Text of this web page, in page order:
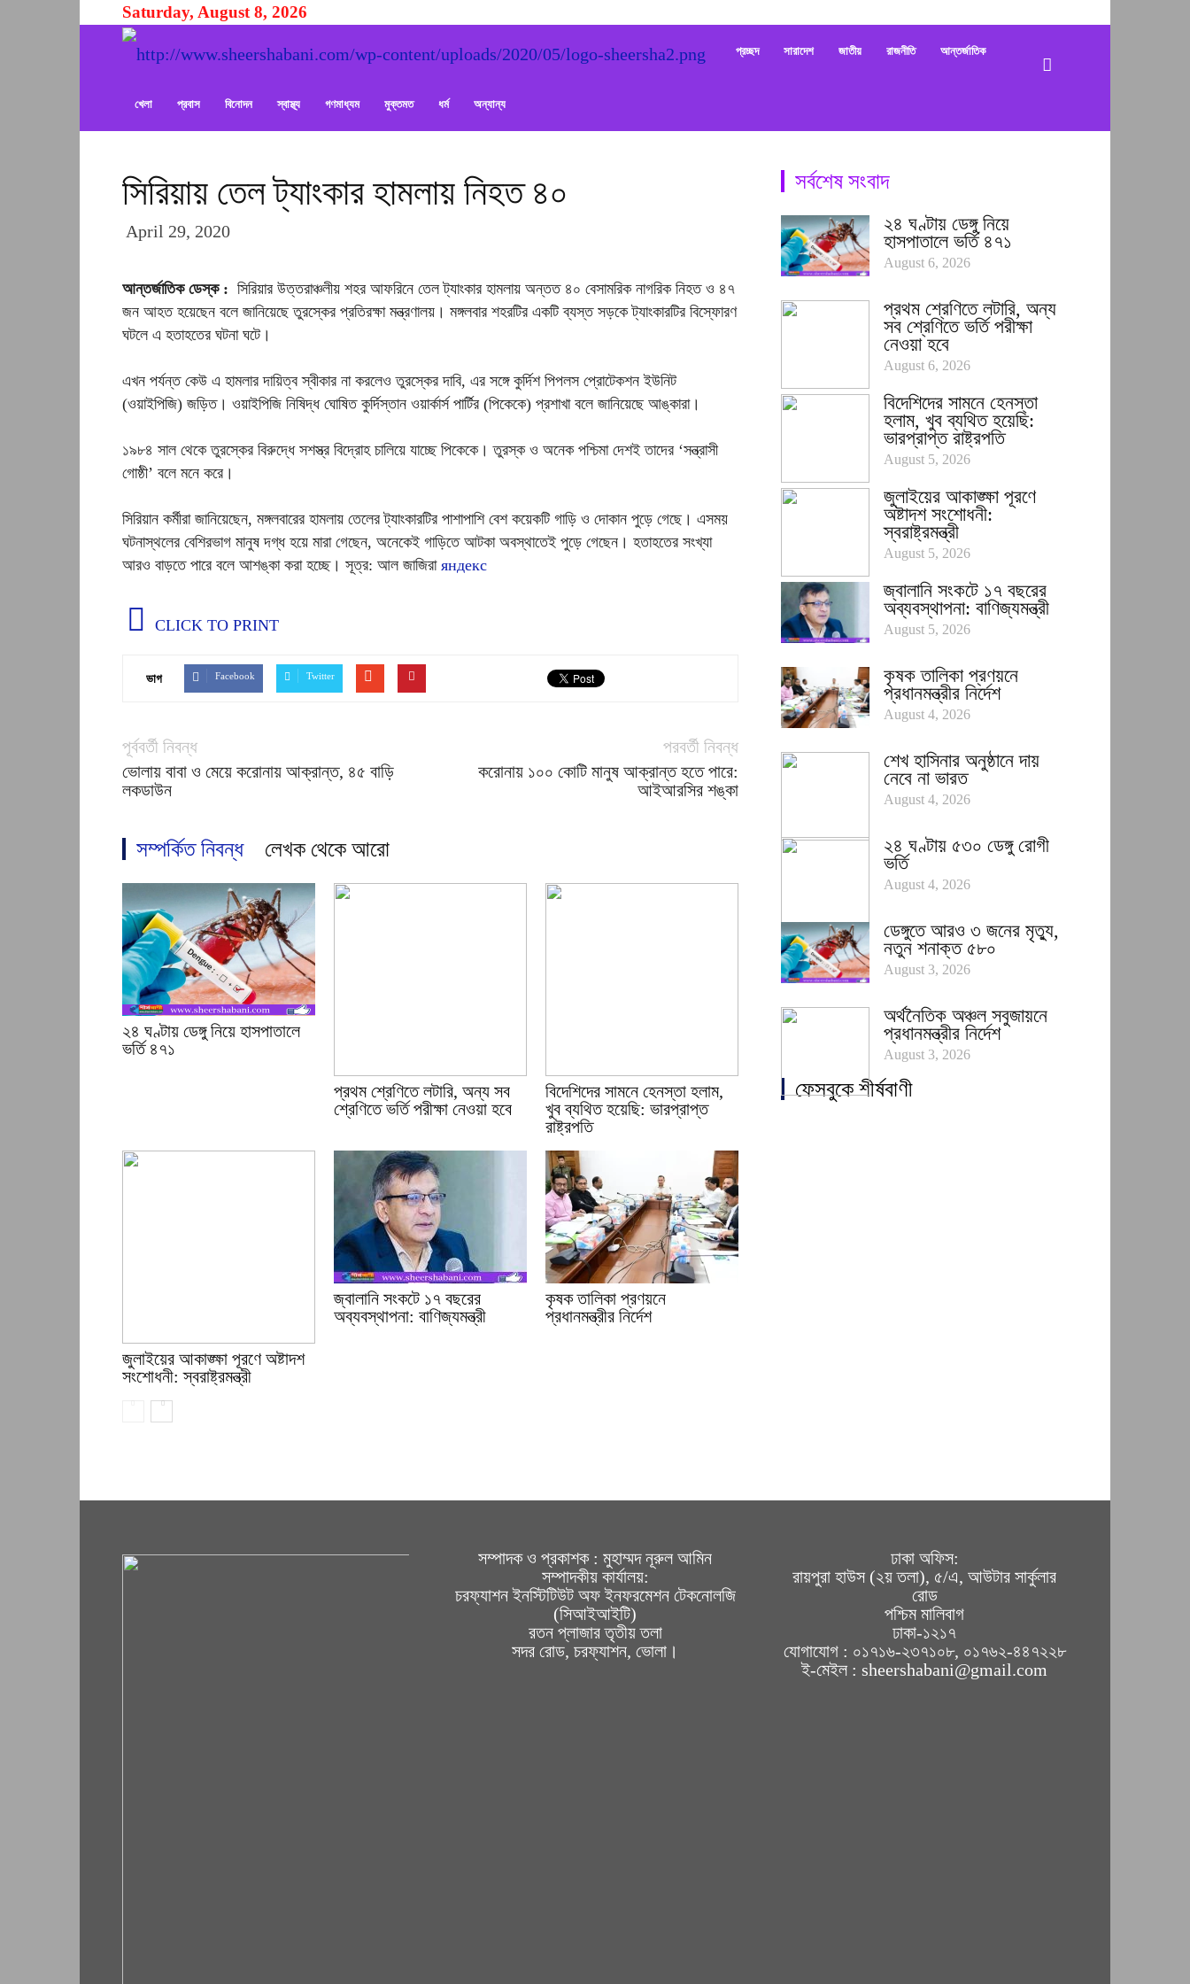
Saturday, August 8, 2026
Sheershabani
প্রচ্ছদ সারাদেশ জাতীয় রাজনীতি আন্তর্জাতিক
খেলা প্রবাস বিনোদন স্বাস্থ্য গণমাধ্যম মুক্তমত ধর্ম অন্যান্য
সিরিয়ায় তেল ট্যাংকার হামলায় নিহত ৪০
April 29, 2020
আন্তর্জাতিক ডেস্ক : সিরিয়ার উত্তরাঞ্চলীয় শহর আফরিনে তেল ট্যাংকার হামলায় অন্তত ৪০ বেসামরিক নাগরিক নিহত ও ৪৭
জন আহত হয়েছেন বলে জানিয়েছে তুরস্কের প্রতিরক্ষা মন্ত্রণালয়। মঙ্গলবার শহরটির একটি ব্যস্ত সড়কে ট্যাংকারটির বিস্ফোরণ
ঘটলে এ হতাহতের ঘটনা ঘটে।
এখন পর্যন্ত কেউ এ হামলার দায়িত্ব স্বীকার না করলেও তুরস্কের দাবি, এর সঙ্গে কুর্দিশ পিপলস প্রোটেকশন ইউনিট
(ওয়াইপিজি) জড়িত। ওয়াইপিজি নিষিদ্ধ ঘোষিত কুর্দিস্তান ওয়ার্কার্স পার্টির (পিকেকে) প্রশাখা বলে জানিয়েছে আঙ্কারা।
১৯৮৪ সাল থেকে তুরস্কের বিরুদ্ধে সশস্ত্র বিদ্রোহ চালিয়ে যাচ্ছে পিকেকে। তুরস্ক ও অনেক পশ্চিমা দেশই তাদের ‘সন্ত্রাসী
গোষ্ঠী’ বলে মনে করে।
সিরিয়ান কর্মীরা জানিয়েছেন, মঙ্গলবারের হামলায় তেলের ট্যাংকারটির পাশাপাশি বেশ কয়েকটি গাড়ি ও দোকান পুড়ে গেছে। এসময়
ঘটনাস্থলের বেশিরভাগ মানুষ দগ্ধ হয়ে মারা গেছেন, অনেকেই গাড়িতে আটকা অবস্থাতেই পুড়ে গেছেন। হতাহতের সংখ্যা
আরও বাড়তে পারে বলে আশঙ্কা করা হচ্ছে। সূত্র: আল জাজিরা яндекс
CLICK TO PRINT
ভাগ Facebook Twitter
পূর্ববর্তী নিবন্ধ
ভোলায় বাবা ও মেয়ে করোনায় আক্রান্ত, ৪৫ বাড়ি
লকডাউন
পরবর্তী নিবন্ধ
করোনায় ১০০ কোটি মানুষ আক্রান্ত হতে পারে:
আইআরসির শঙ্কা
সম্পর্কিত নিবন্ধ লেখক থেকে আরো
২৪ ঘণ্টায় ডেঙ্গু নিয়ে হাসপাতালে
ভর্তি ৪৭১
প্রথম শ্রেণিতে লটারি, অন্য সব
শ্রেণিতে ভর্তি পরীক্ষা নেওয়া হবে
বিদেশিদের সামনে হেনস্তা হলাম,
খুব ব্যথিত হয়েছি: ভারপ্রাপ্ত
রাষ্ট্রপতি
জুলাইয়ের আকাঙ্ক্ষা পূরণে অষ্টাদশ
সংশোধনী: স্বরাষ্ট্রমন্ত্রী
জ্বালানি সংকটে ১৭ বছরের
অব্যবস্থাপনা: বাণিজ্যমন্ত্রী
কৃষক তালিকা প্রণয়নে
প্রধানমন্ত্রীর নির্দেশ
সর্বশেষ সংবাদ
২৪ ঘণ্টায় ডেঙ্গু নিয়ে
হাসপাতালে ভর্তি ৪৭১
August 6, 2026
প্রথম শ্রেণিতে লটারি, অন্য
সব শ্রেণিতে ভর্তি পরীক্ষা
নেওয়া হবে
August 6, 2026
বিদেশিদের সামনে হেনস্তা
হলাম, খুব ব্যথিত হয়েছি:
ভারপ্রাপ্ত রাষ্ট্রপতি
August 5, 2026
জুলাইয়ের আকাঙ্ক্ষা পূরণে
অষ্টাদশ সংশোধনী:
স্বরাষ্ট্রমন্ত্রী
August 5, 2026
জ্বালানি সংকটে ১৭ বছরের
অব্যবস্থাপনা: বাণিজ্যমন্ত্রী
August 5, 2026
কৃষক তালিকা প্রণয়নে
প্রধানমন্ত্রীর নির্দেশ
August 4, 2026
শেখ হাসিনার অনুষ্ঠানে দায়
নেবে না ভারত
August 4, 2026
২৪ ঘণ্টায় ৫৩০ ডেঙ্গু রোগী
ভর্তি
August 4, 2026
ডেঙ্গুতে আরও ৩ জনের মৃত্যু,
নতুন শনাক্ত ৫৮০
August 3, 2026
অর্থনৈতিক অঞ্চল সবুজায়নে
প্রধানমন্ত্রীর নির্দেশ
August 3, 2026
ফেসবুকে শীর্ষবাণী
সম্পাদক ও প্রকাশক : মুহাম্মদ নূরুল আমিন
সম্পাদকীয় কার্যালয়:
চরফ্যাশন ইনস্টিটিউট অফ ইনফরমেশন টেকনোলজি
(সিআইআইটি)
রতন প্লাজার তৃতীয় তলা
সদর রোড, চরফ্যাশন, ভোলা।
ঢাকা অফিস:
রায়পুরা হাউস (২য় তলা), ৫/এ, আউটার সার্কুলার
রোড
পশ্চিম মালিবাগ
ঢাকা-১২১৭
যোগাযোগ : ০১৭১৬-২৩৭১০৮, ০১৭৬২-৪৪৭২২৮
ই-মেইল : sheershabani@gmail.com